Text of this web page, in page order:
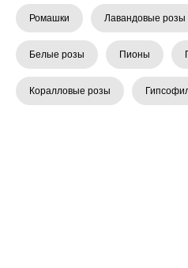
Ромашки Лавандовые розы
Белые розы Пионы
Коралловые розы